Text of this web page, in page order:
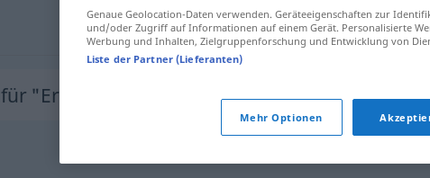
Erhöhung
"Erhöhung"
Genaue Geolocation-Daten verwenden. Geräteeigenschaften zur
und/oder Zugriff auf Informationen auf einem Gerät. Personalisierte
Werbung und Inhalten, Zielgruppenforschung und Entwicklung von
Liste der Partner (Lieferanten)
Mehr Optionen